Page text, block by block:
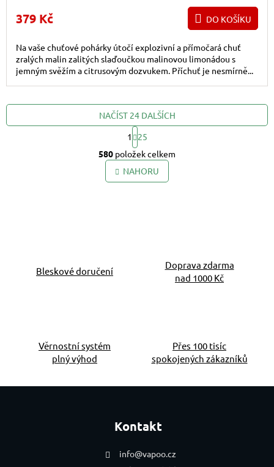
379 Kč DO KOŠÍKU
Na vaše chuťové pohárky útočí explozivní a přímočará chuť
zralých malin zalitých slaďoučkou malinovou limonádou s
jemným svěžím a citrusovým dozvukem. Příchuť je nesmírně...
Ovládací prvky
NAČÍST 24 DALŠÍCH
Stránkování
1
25
580 položek celkem
NAHORU
Bleskové doručení
Doprava zdarma
nad 1000 Kč
Věrnostní systém
plný výhod
Přes 100 tisíc
spokojených zákazníků
Kontakt
info@vapoo.cz